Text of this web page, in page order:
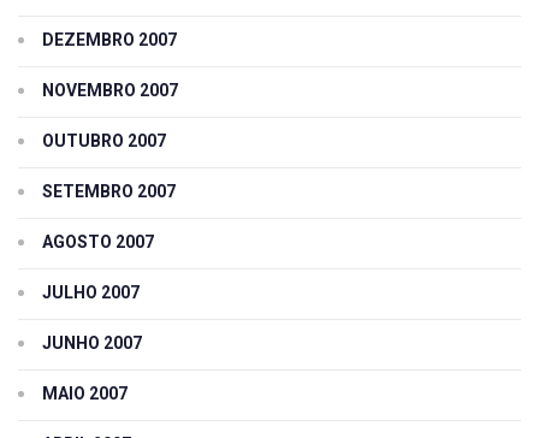
DEZEMBRO 2007
NOVEMBRO 2007
OUTUBRO 2007
SETEMBRO 2007
AGOSTO 2007
JULHO 2007
JUNHO 2007
MAIO 2007